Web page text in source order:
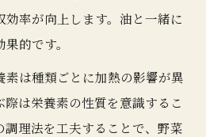
効率が向上します。油と一緒に
的です。
素は種類ごとに加熱の影響が異
は栄養素の性質を意識するこ
調理法を工夫することで、野菜